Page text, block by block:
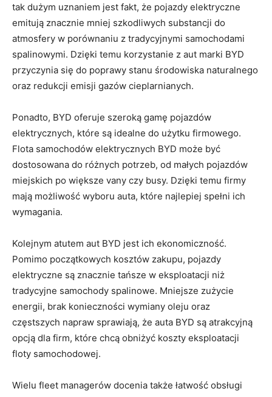
⁤tak dużym uznaniem jest fakt, że⁣ pojazdy elektryczne
emitują znacznie mniej⁤ szkodliwych substancji‌ do
atmosfery⁤ w porównaniu z tradycyjnymi samochodami⁢
spalinowymi. ⁢Dzięki⁣ temu korzystanie ⁤z aut marki BYD
przyczynia się do poprawy stanu środowiska naturalnego
oraz redukcji ​emisji gazów cieplarnianych.
Ponadto, BYD ​oferuje ‌szeroką gamę pojazdów
elektrycznych, które są⁤ idealne do użytku​ firmowego.
Flota samochodów⁢ elektrycznych BYD może być
dostosowana do różnych potrzeb, ⁢od małych ‌pojazdów
miejskich po większe vany czy busy. Dzięki temu firmy
mają możliwość⁤ wyboru auta, ⁢które najlepiej ‍spełni ich
wymagania.
Kolejnym ​atutem aut BYD ⁤jest ‍ich ekonomiczność.
Pomimo początkowych kosztów zakupu, pojazdy
elektryczne są znacznie ⁢tańsze w eksploatacji niż
tradycyjne samochody spalinowe. Mniejsze zużycie
⁣energii, brak konieczności ‍wymiany oleju oraz
częstszych napraw⁤ sprawiają, że ⁣auta ⁣BYD są atrakcyjną
opcją dla firm, ‌które chcą obniżyć⁢ koszty eksploatacji
floty samochodowej.
Wielu fleet managerów‌ docenia także łatwość‌ obsługi